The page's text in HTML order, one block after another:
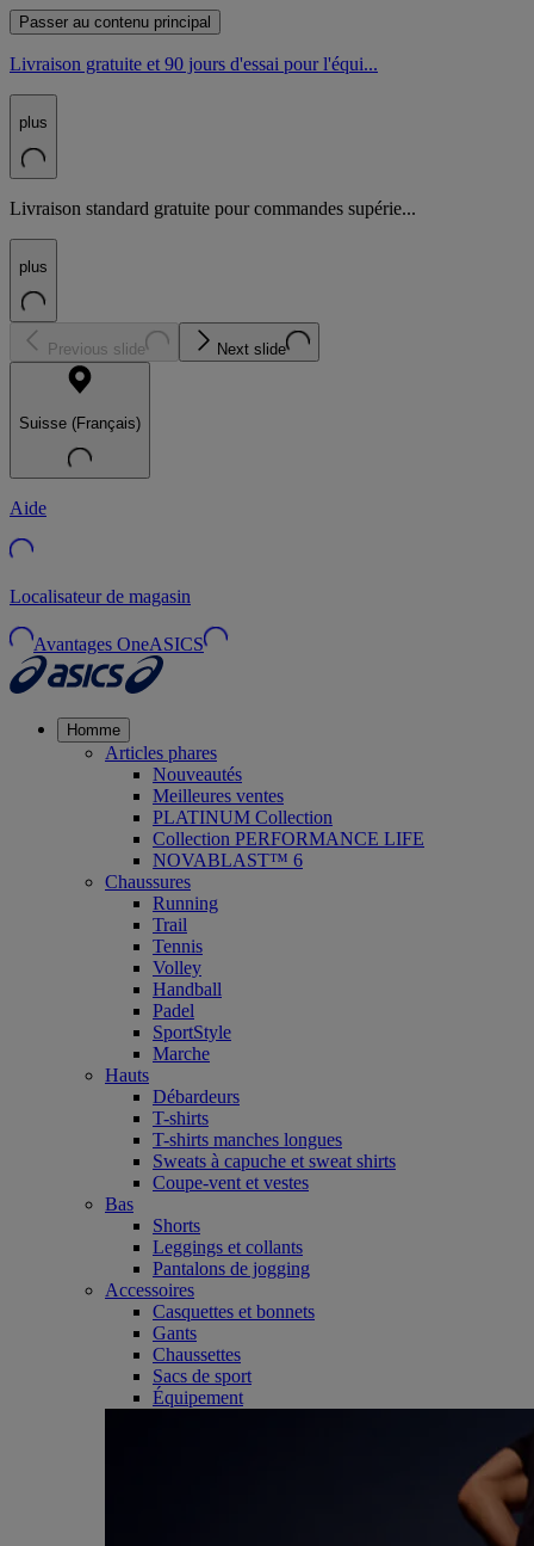
Passer au contenu principal
Livraison gratuite et 90 jours d'essai pour l'équi...
plus
Livraison standard gratuite pour commandes supérie...
plus
Previous slide Next slide
Suisse (Français)
Aide
Localisateur de magasin
Avantages OneASICS
Homme
Articles phares
Nouveautés
Meilleures ventes
PLATINUM Collection
Collection PERFORMANCE LIFE
NOVABLAST™ 6
Chaussures
Running
Trail
Tennis
Volley
Handball
Padel
SportStyle
Marche
Hauts
Débardeurs
T-shirts
T-shirts manches longues
Sweats à capuche et sweat shirts
Coupe-vent et vestes
Bas
Shorts
Leggings et collants
Pantalons de jogging
Accessoires
Casquettes et bonnets
Gants
Chaussettes
Sacs de sport
Équipement